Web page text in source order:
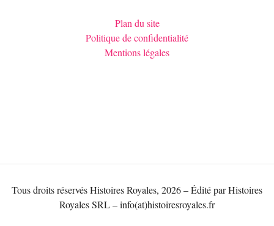
Plan du site
Politique de confidentialité
Mentions légales
Tous droits réservés Histoires Royales, 2026 – Édité par Histoires
Royales SRL – info(at)histoiresroyales.fr